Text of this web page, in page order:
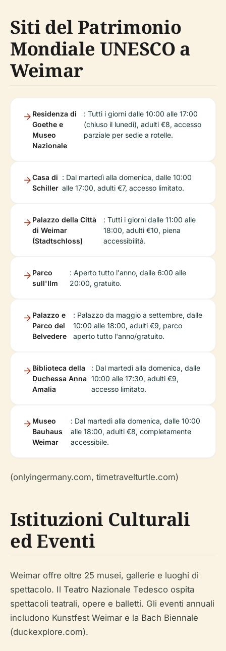
Siti del Patrimonio
Mondiale UNESCO a
Weimar
Residenza di
Goethe e
Museo
Nazionale
: Tutti i giorni dalle 10:00 alle 17:00
(chiuso il lunedì), adulti €8, accesso
parziale per sedie a rotelle.
Casa di
Schiller
: Dal martedì alla domenica, dalle 10:00
alle 17:00, adulti €7, accesso limitato.
Palazzo della Città
di Weimar
(Stadtschloss)
: Tutti i giorni dalle 11:00 alle
18:00, adulti €10, piena
accessibilità.
Parco
sull'Ilm
: Aperto tutto l'anno, dalle 6:00 alle
20:00, gratuito.
Palazzo e
Parco del
Belvedere
: Palazzo da maggio a settembre, dalle
10:00 alle 18:00, adulti €9, parco
aperto tutto l'anno/gratuito.
Biblioteca della
Duchessa Anna
Amalia
: Dal martedì alla domenica, dalle
10:00 alle 17:30, adulti €9,
accesso limitato.
Museo
Bauhaus
Weimar
: Dal martedì alla domenica, dalle 10:00
alle 18:00, adulti €8, completamente
accessibile.
(onlyingermany.com, timetravelturtle.com)
Istituzioni Culturali
ed Eventi
Weimar offre oltre 25 musei, gallerie e luoghi di
spettacolo. Il Teatro Nazionale Tedesco ospita
spettacoli teatrali, opere e balletti. Gli eventi annuali
includono Kunstfest Weimar e la Bach Biennale
(duckexplore.com).